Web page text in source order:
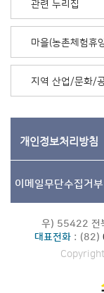
관련 누리집
마을(농촌체험휴
지역 산업/문화/
개인정보처리방침
이메일무단수집거부
우) 55422 전
대표전화: (82)